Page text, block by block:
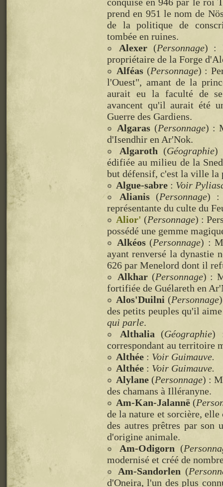
prend en 951 le nom de
de la politique de
tombée en ruines.
Alexer (Personnage) :
propriétaire de la Forge
Alféas (Personnage) :
l'Ouest", amant de la
aurait eu la faculté de se
avancent qu'il aurait été
Guerre des Gardiens.
Algaras (Personnage) :
d'Isendhir en Ar'Nok.
Algaroth (Géographie)
édifiée au milieu de la
but défensif, c'est la ville la
Algue-sabre : Voir
Alianis (Personnage) :
représentante du culte du
Alior' (Personnage) :
possédé une gemme
Alkéos (Personnage) :
ayant renversé la dynastie
626 par Menelord dont il
Alkhar(Personnage) :
fortifiée de Guélareth en
Alos'Duilni (Personnage
des petits peuples qu'il
qui parle.
Althalia (Géographie)
correspondant au territoire
Althée : Voir Guimauve.
Althée : Voir Guimauve.
Alylane (Personnage) :
des chamans à Illéranyne.
Am-Kan-Jalannë (
de la nature et sorcière, elle
des autres prêtres par son
d'origine animale.
Am-Odigorn (
modernisé et créé de
Am-Sandorlen (
d'Oneira, l'un des plus